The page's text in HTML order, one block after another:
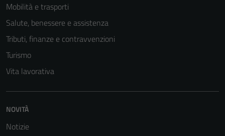
Mobilità e trasporti
Salute, benessere e assistenza
Tributi, finanze e contravvenzioni
Turismo
Vita lavorativa
NOVITÀ
Notizie